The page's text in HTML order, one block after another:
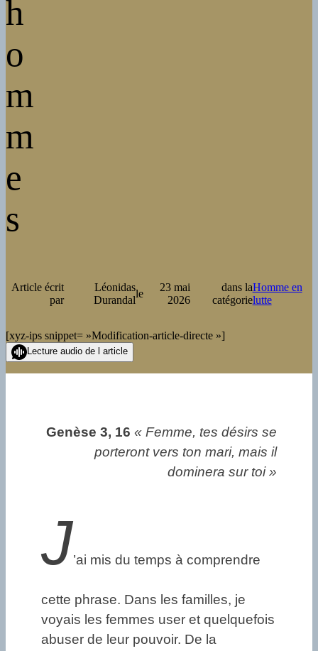
h
o
m
m
e
s
Article écrit
par
Léonidas
Durandal
le
23 mai
2026
dans la
catégorie
Homme en
lutte
[xyz-ips snippet= »Modification-article-directe »]
Lecture audio de l article
Genèse 3, 16 « Femme, tes désirs se
porteront vers ton mari, mais il
dominera sur toi »
J’ai mis du temps à comprendre
cette phrase. Dans les familles, je
voyais les femmes user et quelquefois
abuser de leur pouvoir. De la